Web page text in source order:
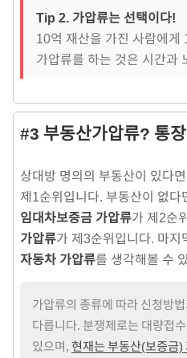
Tip 2. 가압류는 선택이다!
10억 재산을 가진 사람에게
가압류를 하는 것은 시간과
#3 부동산가압류? 통
상대방 명의의 부동산이 있다면
제1순위입니다. 부동산이 없다
임대차보증금 가압류가 제2순
가압류가 제3순위입니다. 마지
자동차 가압류를 생각해볼 수
가압류의 종류에 따라 신청방
다릅니다. 분쟁제로는 대량접
있으며,현재는 부동산(보증금